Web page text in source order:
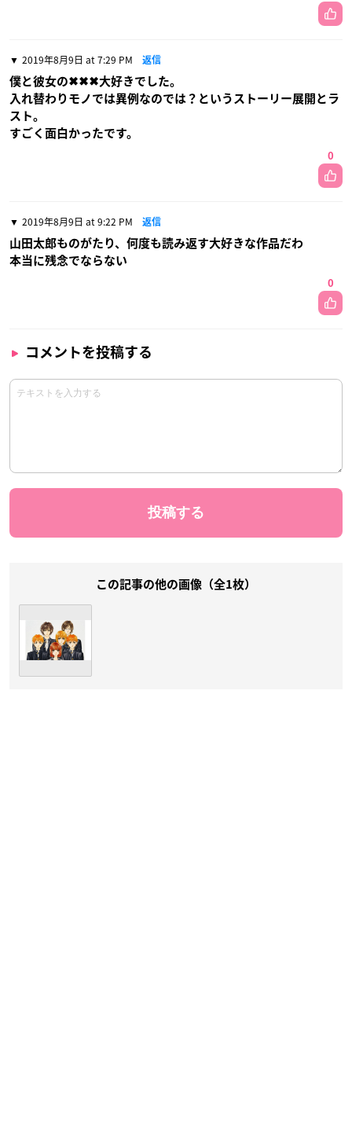
2019年8月9日 at 7:29 PM 返信
僕と彼女の✖✖✖大好きでした。
入れ替わりモノでは異例なのでは？というストーリー展開とラ
スト。
すごく面白かったです。
0
2019年8月9日 at 9:22 PM 返信
山田太郎ものがたり、何度も読み返す大好きな作品だわ
本当に残念でならない
0
コメントを投稿する
この記事の他の画像（全1枚）